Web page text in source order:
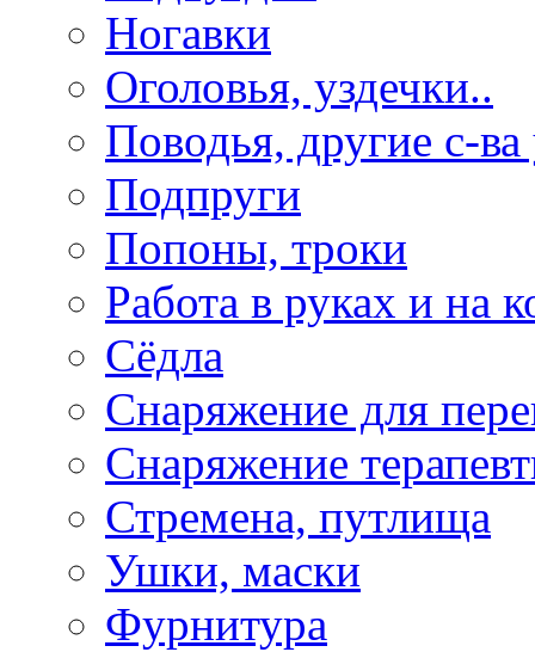
Ногавки
Оголовья, уздечки..
Поводья, другие с-
Подпруги
Попоны, троки
Работа в руках и на
Сёдла
Снаряжение для
Снаряжение
Стремена, путлища
Ушки, маски
Фурнитура